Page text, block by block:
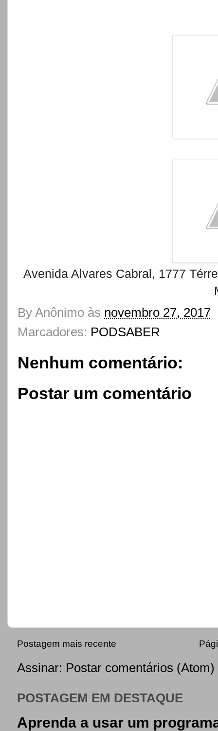
Avenida Alvares Cabral, 1777
By Anônimo às novembro 27, 2017
Marcadores: PODSABER
Nenhum comentário:
Postar um comentário
Postagem mais recente
Assinar: Postar comentários (Atom)
POSTAGEM EM DESTAQUE
Aprenda a usar um